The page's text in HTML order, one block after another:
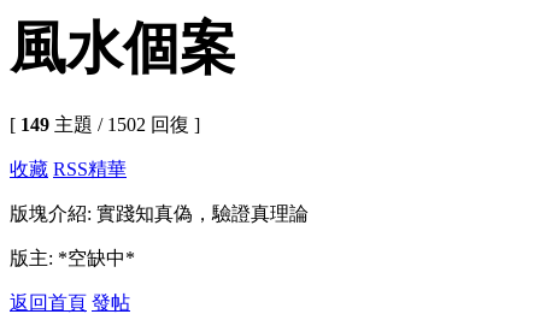
風水個案
[ 149 主題 / 1502 回復 ]
收藏 RSS精華
版塊介紹: 實踐知真偽，驗證真理論
版主: *空缺中*
返回首頁 發帖